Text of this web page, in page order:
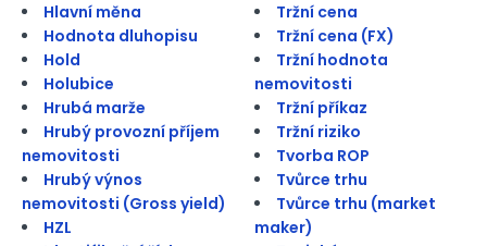
Hlavní měna
Hodnota dluhopisu
Hold
Holubice
Hrubá marže
Hrubý provozní příjem
nemovitosti
Hrubý výnos
nemovitosti (Gross yield)
HZL
Tržní cena
Tržní cena (FX)
Tržní hodnota
nemovitosti
Tržní příkaz
Tržní riziko
Tvorba ROP
Tvůrce trhu
Tvůrce trhu (market
maker)